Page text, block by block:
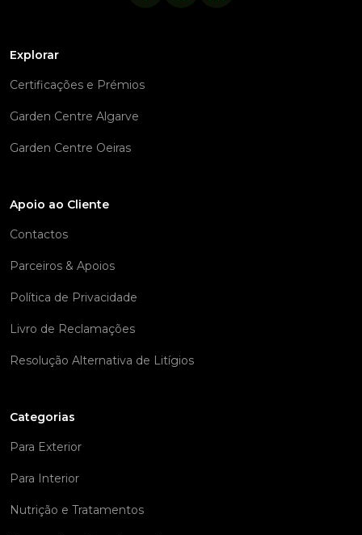
Explorar
Certificações e Prémios
Garden Centre Algarve
Garden Centre Oeiras
Apoio ao Cliente
Contactos
Parceiros & Apoios
Política de Privacidade
Livro de Reclamações
Resolução Alternativa de Litígios
Categorias
Para Exterior
Para Interior
Nutrição e Tratamentos